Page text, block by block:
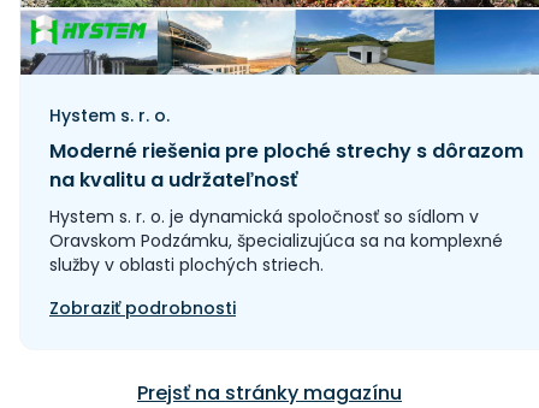
Hystem s. r. o.
Moderné riešenia pre ploché strechy s dôrazom
na kvalitu a udržateľnosť
Hystem s. r. o. je dynamická spoločnosť so sídlom v
Oravskom Podzámku, špecializujúca sa na komplexné
služby v oblasti plochých striech.
Zobraziť podrobnosti
Prejsť na stránky magazínu